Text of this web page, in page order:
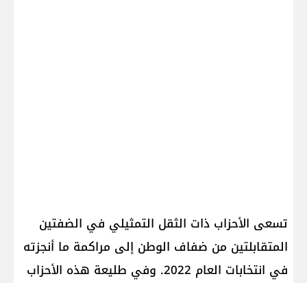
تسعى الأحزاب ذات الثقل التمثيلي في الضفتين
المتقابلتين من ضفاف الوطن إلى مراكمة ما أنجزته
في انتخابات العام 2022. وفي طليعة هذه الأحزاب